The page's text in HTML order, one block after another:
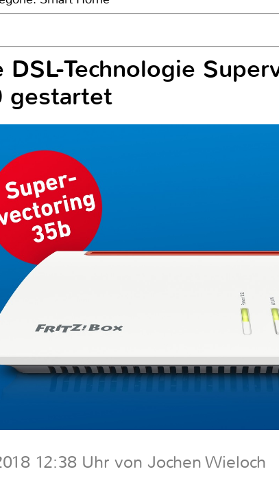
DSL-Technologie
gestartet
12:38 Uhr von Jochen Wieloch